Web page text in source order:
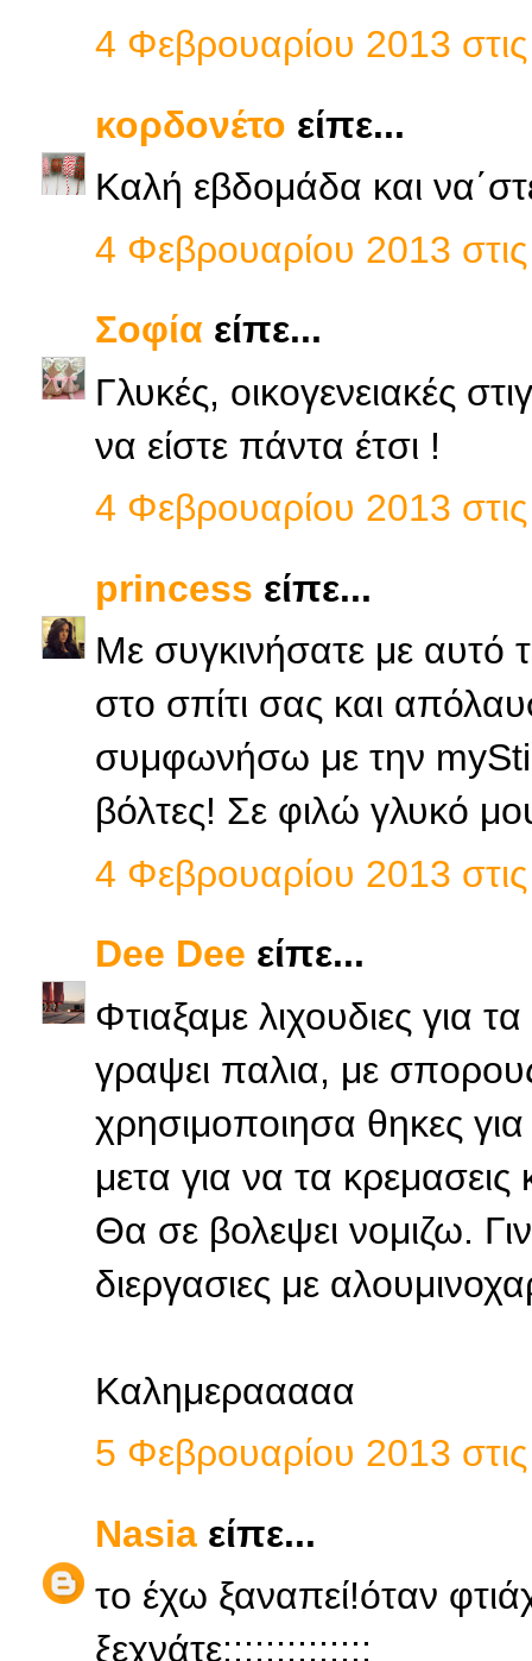
4 Φεβρουαρίου 2013
κορδονέτο είπε...
Καλή εβδομάδα και
4 Φεβρουαρίου 2013
Σοφία είπε...
Γλυκές, οικογενειακές
να είστε πάντα έτσι !
4 Φεβρουαρίου 2013
princess είπε...
Με συγκινήσατε με αυτό
στο σπίτι σας και
συμφωνήσω με την
βόλτες! Σε φιλώ γλυκό
4 Φεβρουαρίου 2013
Dee Dee είπε...
Φτιαξαμε λιχουδιες για
γραψει παλια, με
χρησιμοποιησα θηκες
μετα για να τα
Θα σε βολεψει νομιζω.
διεργασιες με
Καλημερααααα
5 Φεβρουαρίου 2013
Nasia είπε...
το έχω ξαναπεί!όταν
ξεχνάτε;;;;;;;;;;;;;;